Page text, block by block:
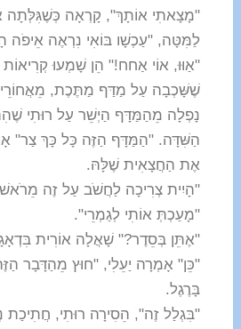
"מָצָאתִי אוֹתָךְ", קָרְאָה כְּשֶׁגִּלְּתָה
לַמִּטָּה, "עַכְשָׁו בּוֹאִי נִרְאֶה אֵיפֹה
"אַוּוּ, אוֹי אַחח!" הֵן שָׁמְעוּ קְרִיאוֹת
שֶׁשָּׁכְבָה עַל מַדַּף מַתֶּכֶת,
נָפְלָה מֵהַמַּדָּף הַיְשֵׁר עַל רוּתִי
הַשִּׁדָּה."הַמַּדָּף הַזֶּה כָּל כָּךְ צַר"
אֶת הַחֲצָאִית שֶׁלָּהּ.
"הָיִית צְרִיכָה לַחֲשֹׁב עַל זֶה
"מָעַכְתְּ אוֹתִי לְגַמְרֵי".
"אֶתֵּן בְּסֵדֶר?" שָׁאֲלָה אוֹרִית
"כֵּן" אָמְרָה יַעֵלִי, "חוּץ מֵהַדָּבָר
בָּרֶגֶל.
"בִּגְלַל זֶה", הֵסִירָה רוּתִי, חֲתִיכַת